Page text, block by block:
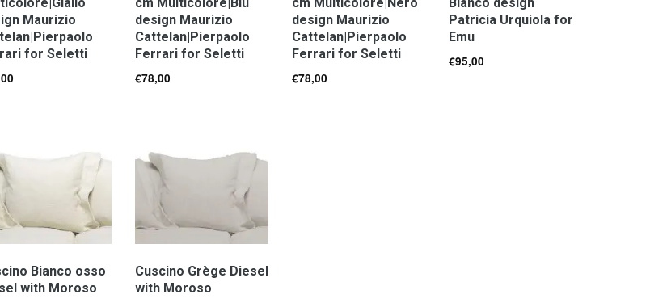
Maurizio
for Seletti
design Maurizio
Cattelan|Pierpaolo
Ferrari for Seletti
€78,00
design Maurizio
Cattelan|Pierpaolo
Ferrari for Seletti
€78,00
Patricia Urquiola for
Emu
€95,00
Bianco osso
with Moroso
Cuscino Grège Diesel
with Moroso